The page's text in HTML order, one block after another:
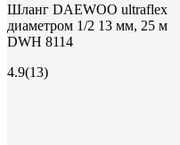
Шланг DAEWOO ultraflex
диаметром 1/2 13 мм, 25 м
DWH 8114
4.9(13)